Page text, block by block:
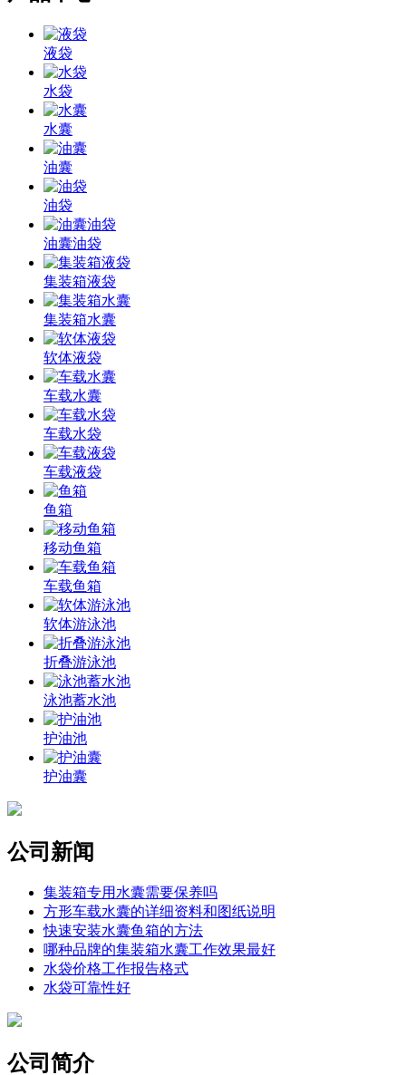
液袋
水袋
水囊
油囊
油袋
油囊油袋
集装箱液袋
集装箱水囊
软体液袋
车载水囊
车载水袋
车载液袋
鱼箱
移动鱼箱
车载鱼箱
软体游泳池
折叠游泳池
泳池蓄水池
护油池
护油囊
公司新闻
集装箱专用水囊需要保养吗
方形车载水囊的详细资料和图纸说明
快速安装水囊鱼箱的方法
哪种品牌的集装箱水囊工作效果最好
水袋价格工作报告格式
水袋可靠性好
公司简介